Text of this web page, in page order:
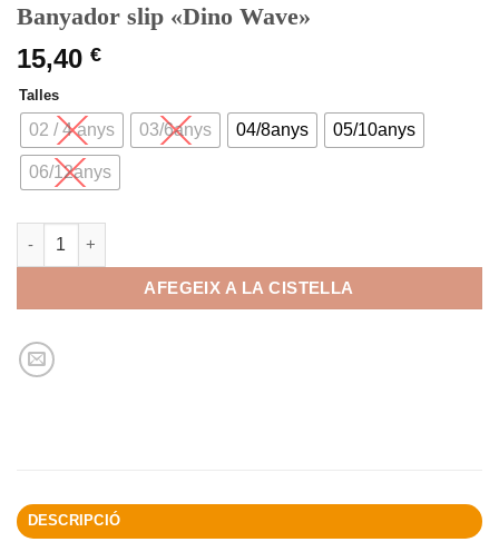
Banyador slip «Dino Wave»
15,40 €
Talles
02 / 4 anys 03/6anys 04/8anys 05/10anys
06/12anys
quantitat de Banyador slip "Dino Wave"
AFEGEIX A LA CISTELLA
DESCRIPCIÓ